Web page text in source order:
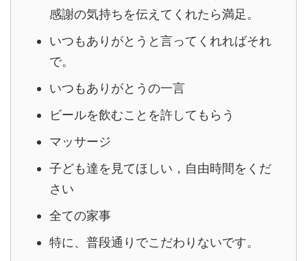
感謝の気持ちを伝えてくれたら満足。
いつもありがとうと言ってくれればそれ
で。
いつもありがとうの一言
ビールを飲むことを許してもらう
マッサージ
子ども達を見てほしい，自由時間をくだ
さい
全ての家事
特に、普段通りでこだわりないです。